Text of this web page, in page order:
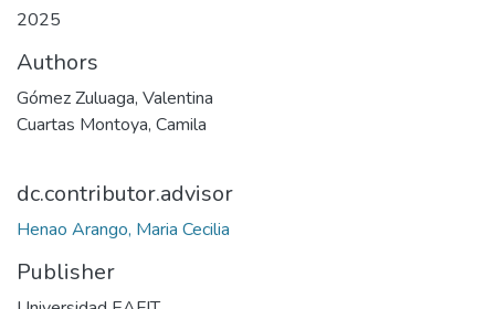
2025
Authors
Gómez Zuluaga, Valentina
Cuartas Montoya, Camila
dc.contributor.advisor
Henao Arango, Maria Cecilia
Publisher